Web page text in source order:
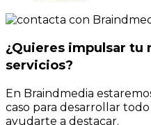
¿Quieres impulsar tu
servicios?
En Braindmedia
caso para desarrollar
ayudarte a destacar.